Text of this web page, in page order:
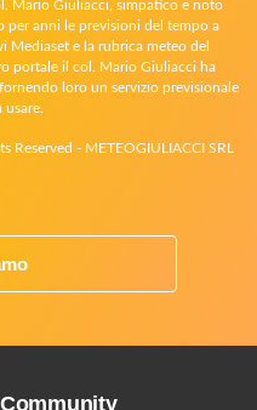
Mario Giuliacci, simpatico e noto
per anni le previsioni del tempo a
e la rubrica meteo del
portale il col. Mario Giuliacci ha
loro un servizio previsionale
- METEOGIULIACCI SRL
Community